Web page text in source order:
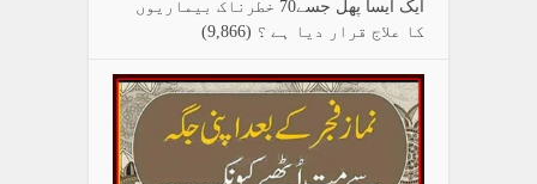
ایک ایسا پھل جسے70 خطرناک بیماریوں
کا علاج قرار دیا ہے ؟ (9,866)